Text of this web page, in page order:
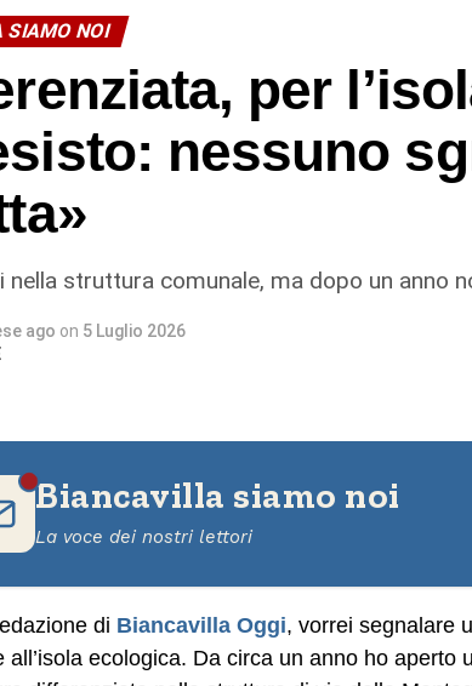
in Africa. Mentre fotografavo, una
giustificate dell’automobilista. Mi chiedo se
motorizzati cosa succederebbe».
del Comune, la basola è stata sistemata.
arteria resta in condizioni non ottimali.
RISERVATA
SIAMO NOI
per
nessuno
nella struttura comunale, ma dopo un anno
ago on 5 Luglio 2026
Biancavilla siamo noi
La voce dei nostri lettori
di Biancavilla Oggi, vorrei segnalare
all’isola ecologica. Da circa un anno ho aperto